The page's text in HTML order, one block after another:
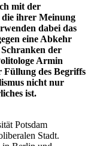
mit der
die ihrer Meinung
dabei das
eine Abkehr
der
Armin
des Begriffs
nicht nur
ist.
Potsdam
Stadt.